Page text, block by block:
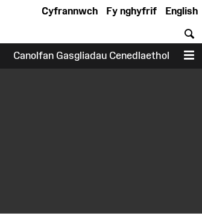
English
Fy nghyfrif
Cyfrannwch
Canolfan Gasgliadau Cenedlaethol